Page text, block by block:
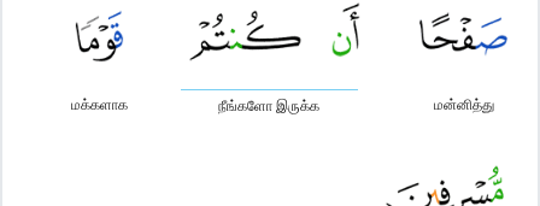
மன்னித்து
நீங்களோ இருக்க
மக்களாக